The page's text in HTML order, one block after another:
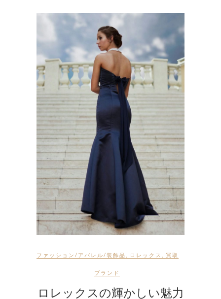
ファッション/アパレル/装飾品 ロレックス 買取
ブランド
ロレックスの輝かしい魅力